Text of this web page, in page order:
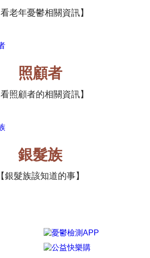
看老年憂鬱相關資訊
照顧者
看照顧者的相關資訊
銀髮族
銀髮族該知道的事